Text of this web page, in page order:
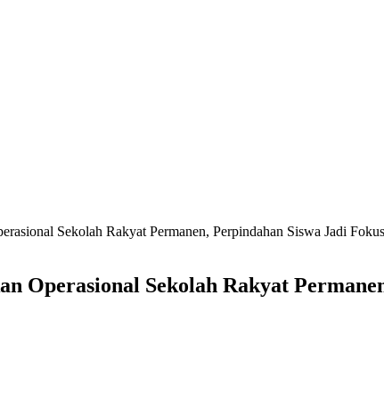
Sekolah Rakyat Permanen, Perpindahan Siswa Jadi Fokus
Operasional Sekolah Rakyat